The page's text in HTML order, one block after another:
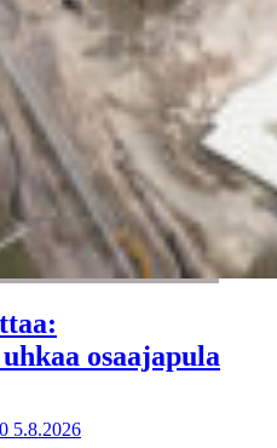
osaajapula
5.8.2026